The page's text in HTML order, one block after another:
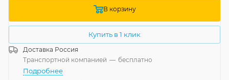
В корзину
Купить в 1 клик
Доставка Россия
Транспортной компанией — бесплатно
Подробнее